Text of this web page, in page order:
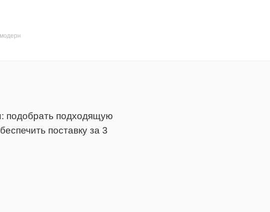
подобрать подходящую
поставку за 3